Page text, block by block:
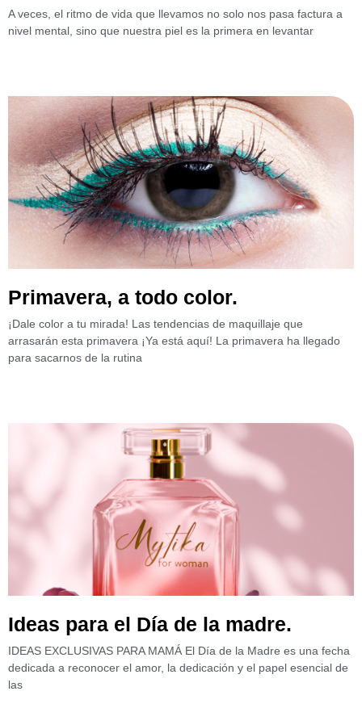
A veces, el ritmo de vida que llevamos no solo nos pasa factura a
nivel mental, sino que nuestra piel es la primera en levantar
Primavera, a todo color.
¡Dale color a tu mirada! Las tendencias de maquillaje que
arrasarán esta primavera ¡Ya está aquí! La primavera ha llegado
para sacarnos de la rutina
Ideas para el Día de la madre.
IDEAS EXCLUSIVAS PARA MAMÁ El Día de la Madre es una fecha
dedicada a reconocer el amor, la dedicación y el papel esencial de
las